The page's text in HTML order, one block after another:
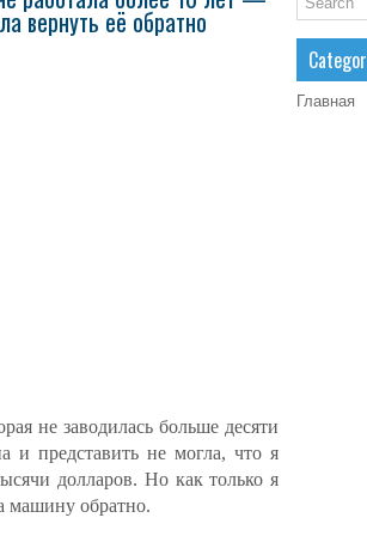
вернуть её обратно
не заводилась больше десяти
и представить не могла, что я
долларов. Но как только я
машину обратно.
Главная